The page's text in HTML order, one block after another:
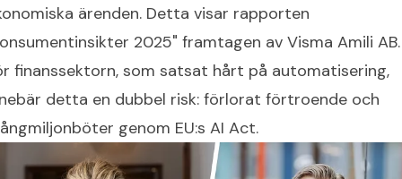
ärenden. Detta visar rapporten
2025" framtagen av Visma Amili AB.
finanssektorn, som satsat hårt på automatisering,
detta en dubbel risk: förlorat förtroende och
genom EU:s AI Act.